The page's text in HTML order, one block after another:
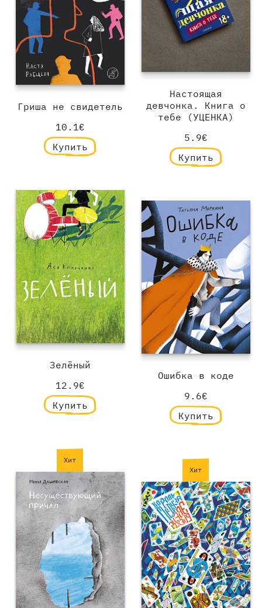
Настоящая
девчонка. Книга о
тебе (УЦЕНКА)
5.9€
Купить
Гриша не свидетель
10.1€
Купить
Зелёный
12.9€
Купить
Ошибка в коде
9.6€
Купить
Хит
Хит